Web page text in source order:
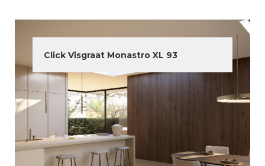
Click Visgraat Monastro XL 93